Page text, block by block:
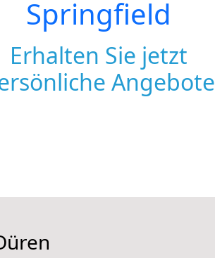
Springfield
Erhalten Sie jetzt
Angebote